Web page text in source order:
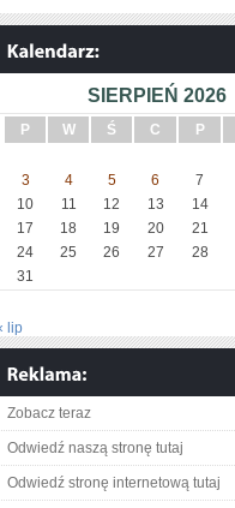
SIERPIEŃ 2026
P W Ś C P
3
4 5 6 7
10
11 12 13 14
17
18 19 20 21
24
25 26 27 28
31
lip
Zobacz teraz
Odwiedź naszą stronę tutaj
Odwiedź stronę internetową tutaj